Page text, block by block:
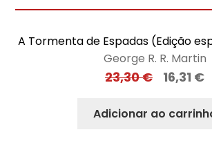
A Tormenta de Espadas (Edição
George R. R. Martin
23,30€ 16,31 €
Adicionar ao